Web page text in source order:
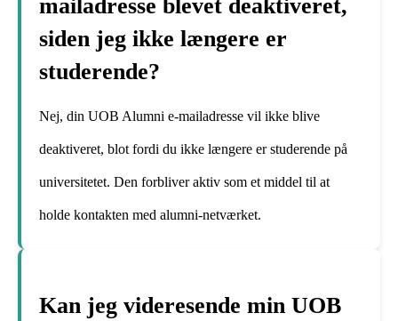
mailadresse blevet deaktiveret,
siden jeg ikke længere er
studerende?
Nej, din UOB Alumni e-mailadresse vil ikke blive
deaktiveret, blot fordi du ikke længere er studerende på
universitetet. Den forbliver aktiv som et middel til at
holde kontakten med alumni-netværket.
Kan jeg videresende min UOB